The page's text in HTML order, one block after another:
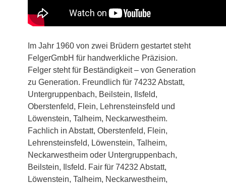
Im Jahr 1960 von zwei Brüdern gestartet steht
FelgerGmbH für handwerkliche Präzision.
Felger steht für Beständigkeit – von Generation
zu Generation. Freundlich für 74232 Abstatt,
Untergruppenbach, Beilstein, Ilsfeld,
Oberstenfeld, Flein, Lehrensteinsfeld und
Löwenstein, Talheim, Neckarwestheim.
Fachlich in Abstatt, Oberstenfeld, Flein,
Lehrensteinsfeld, Löwenstein, Talheim,
Neckarwestheim oder Untergruppenbach,
Beilstein, Ilsfeld. Fair für 74232 Abstatt,
Löwenstein, Talheim, Neckarwestheim,